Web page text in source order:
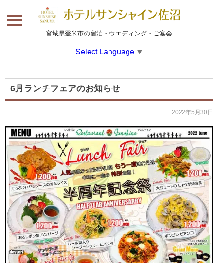
宮城県登米市の宿泊・ウエディング・ご宴会
Select Language ▼
6月ランチフェアのお知らせ
2022年5月30日